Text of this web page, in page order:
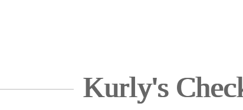
Kurly's